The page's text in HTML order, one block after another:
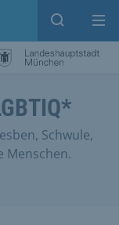
Suche
Schwule,
Menschen.